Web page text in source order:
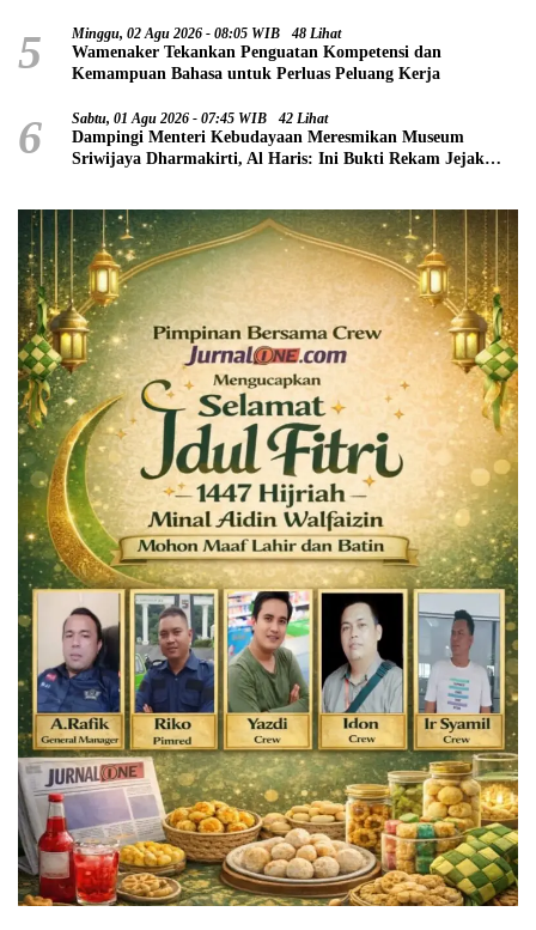
5 Minggu, 02 Agu 2026 - 08:05 WIB 48 Lihat
Wamenaker Tekankan Penguatan Kompetensi dan
Kemampuan Bahasa untuk Perluas Peluang Kerja
6 Sabtu, 01 Agu 2026 - 07:45 WIB 42 Lihat
Dampingi Menteri Kebudayaan Meresmikan Museum
Sriwijaya Dharmakirti, Al Haris: Ini Bukti Rekam Jejak